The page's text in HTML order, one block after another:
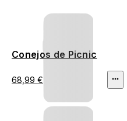
Conejos de Picnic
68,99 €